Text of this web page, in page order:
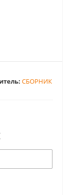
СБОРНИК